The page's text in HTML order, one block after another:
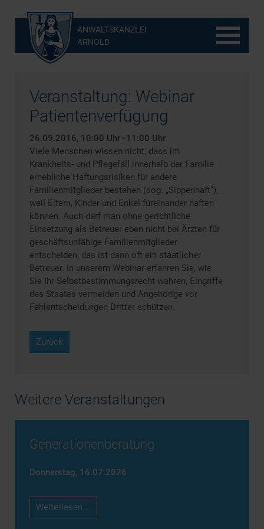
ANWALTSKANZLEI
ARNOLD
Veranstaltung: Webinar
Patientenverfügung
26.09.2016, 10:00 Uhr–11:00 Uhr
Viele Menschen wissen nicht, dass im
Krankheits- und Pflegefall innerhalb der Familie
erhebliche Haftungsrisiken für andere
Familienmitglieder bestehen (sog. „Sippenhaft“),
weil Eltern, Kinder und Enkel füreinander haften
können. Auch darf man ohne gerichtliche
Einsetzung als Betreuer eben nicht bei Ärzten für
geschäftsunfähige Familienmitglieder
entscheiden, das ist dann oft ein staatlicher
Betreuer. In unserem Webinar erfahren Sie, wie
Sie Ihr Selbstbestimmungsrecht wahren, Eingriffe
des Staates vermeiden und Angehörige vor
Fehlentscheidungen Dritter schützen.
Zurück
Weitere Veranstaltungen
Generationenberatung
Donnerstag, 16.07.2026
Weiterlesen …